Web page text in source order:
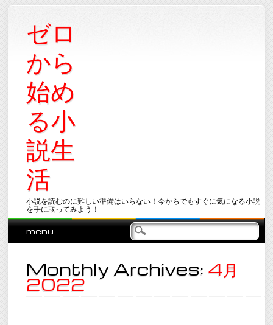
ゼロ
から
始め
る小
説生
活
小説を読むのに難しい準備はいらない！今からでもすぐに気になる小説
を手に取ってみよう！
Main menu
Skip
menu
Monthly Archives: 4月
2022